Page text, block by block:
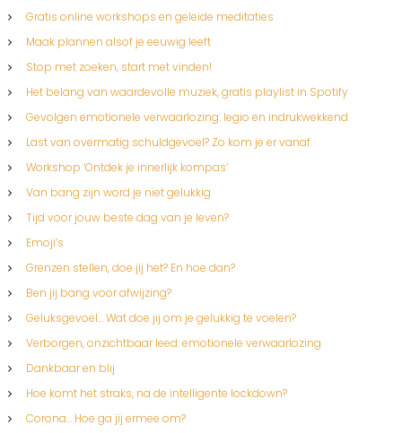
Gratis online workshops en geleide meditaties
Maak plannen alsof je eeuwig leeft
Stop met zoeken, start met vinden!
Het belang van waardevolle muziek, gratis playlist in Spotify
Gevolgen emotionele verwaarlozing: legio en indrukwekkend
Last van overmatig schuldgevoel? Zo kom je er vanaf.
Workshop ‘Ontdek je innerlijk kompas’
Van bang zijn word je niet gelukkig
Tijd voor jouw beste dag van je leven?
Emoji’s
Grenzen stellen, doe jij het? En hoe dan?
Ben jij bang voor afwijzing?
Geluksgevoel… Wat doe jij om je gelukkig te voelen?
Verborgen, onzichtbaar leed: emotionele verwaarlozing
Dankbaar en blij
Hoe komt het straks, na de intelligente lockdown?
Corona… Hoe ga jij ermee om?